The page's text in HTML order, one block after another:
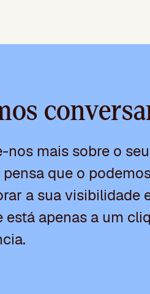
nos mais sobre o
que o
a sua visibilidade
está apenas a um